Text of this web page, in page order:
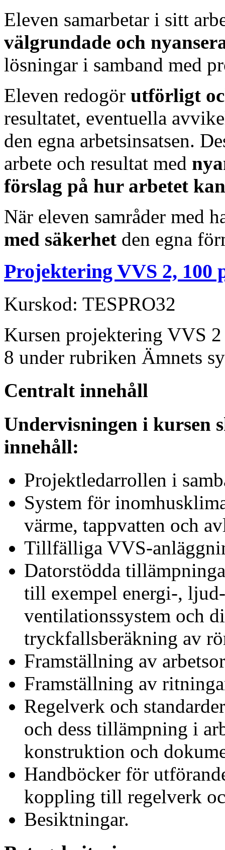
Eleven samarbetar i sitt
välgrundade och
lösningar i samband med
Eleven redogör utförligt
resultatet, eventuella
den egna arbetsinsatsen.
arbete och resultat med
förslag på hur arbetet
När eleven samråder med
med säkerhet den egna
Projektering VVS 2, 100
Kurskod: TESPRO32
Kursen projektering VVS
8 under rubriken Ämnets
Centralt innehåll
Undervisningen i kursen
innehåll:
Projektledarrollen i
System för
värme, tappvatten och
Tillfälliga VVS-
Datorstödda
till exempel energi-,
ventilationssystem och
tryckfallsberäkning av
Framställning av
Framställning av
Regelverk och
och dess tillämpning i
konstruktion och
Handböcker för
koppling till regelverk
Besiktningar.